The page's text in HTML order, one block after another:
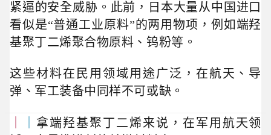
紧逼的安全威胁。此前，日本大量从中国进口
看似是“普通工业原料”的两用物项，例如端羟
基聚丁二烯聚合物原料、 钨粉等。
这些材料在民用领域用途广泛，在航天、导
弹、军工装备中同样不可或缺。
拿端羟基聚丁二烯来说，在军用航天领